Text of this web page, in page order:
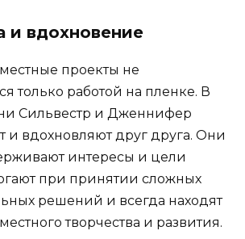
и вдохновение
проекты не
только работой на пленке. В
Сильвестр и Дженнифер
вдохновляют друг друга. Они
интересы и цели
при принятии сложных
решений и всегда находят
творчества и развития.